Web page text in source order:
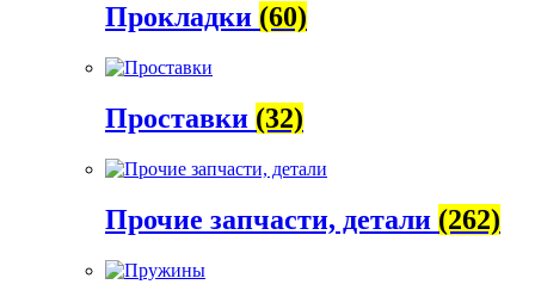
Прокладки (60)
Проставки (32)
Прочие запчасти, детали (262)